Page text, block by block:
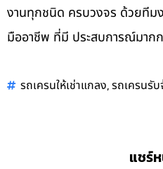
งานทุกชนิด ครบวงจร ด้วยที
มืออาชีพ ที่มี ประสบการณ์มาก
รถเครนให้เช่าแกลง,รถเครนรับ
แชร์